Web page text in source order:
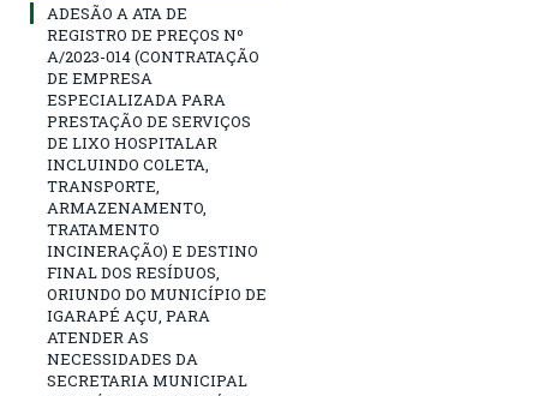
ADESÃO A ATA DE
REGISTRO DE PREÇOS Nº
A/2023-014 (CONTRATAÇÃO
DE EMPRESA
ESPECIALIZADA PARA
PRESTAÇÃO DE SERVIÇOS
DE LIXO HOSPITALAR
INCLUINDO COLETA,
TRANSPORTE,
ARMAZENAMENTO,
TRATAMENTO
INCINERAÇÃO) E DESTINO
FINAL DOS RESÍDUOS,
ORIUNDO DO MUNICÍPIO DE
IGARAPÉ AÇU, PARA
ATENDER AS
NECESSIDADES DA
SECRETARIA MUNICIPAL